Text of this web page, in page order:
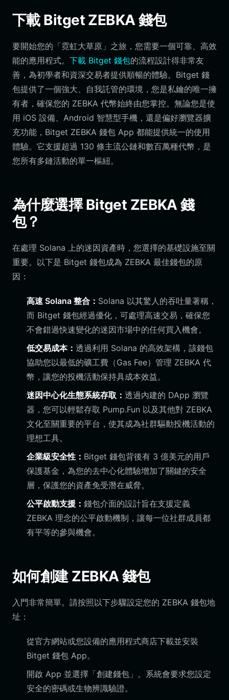
下載 Bitget ZEBKA 錢包
要開始您的「霓虹大草原」之旅，您需要一個可靠、高效
能的應用程式。 下載 Bitget 錢包的流程設計得非常友
善，為初學者和資深交易者提供順暢的體驗。Bitget 錢
包提供了一個強大、自我託管的環境，您是私鑰的唯一擁
有者，確保您的 ZEBKA 代幣始終由您掌控。無論您是使
用 iOS 設備、Android 智慧型手機，還是偏好瀏覽器擴
充功能，Bitget ZEBKA 錢包 App 都能提供統一的使用
體驗。它支援超過 130 條主流公鏈和數百萬種代幣，是
您所有多鏈活動的單一樞紐。
為什麼選擇 Bitget ZEBKA 錢
包？
在處理 Solana 上的迷因資產時，您選擇的基礎設施至關
重要。以下是 Bitget 錢包成為 ZEBKA 最佳錢包的原
因：
高速 Solana 整合： Solana 以其驚人的吞吐量著稱，
而 Bitget 錢包經過優化，可處理高速交易，確保您
不會錯過快速變化的迷因市場中的任何買入機會。
低交易成本： 透過利用 Solana 的高效架構，該錢包
協助您以最低的礦工費（Gas Fee）管理 ZEBKA 代
幣，讓您的投機活動保持具成本效益。
迷因中心化生態系統存取： 透過內建的 DApp 瀏覽
器，您可以輕鬆存取 Pump.Fun 以及其他對 ZEBKA
文化至關重要的平台，使其成為社群驅動投機活動的
理想工具。
企業級安全性： Bitget 錢包背後有 3 億美元的用戶
保護基金，為您的去中心化體驗增加了關鍵的安全
層，保護您的資產免受潛在威脅。
公平啟動支援： 錢包介面的設計旨在支援定義
ZEBKA 理念的公平啟動機制，讓每一位社群成員都
有平等的參與機會。
如何創建 ZEBKA 錢包
入門非常簡單。請按照以下步驟設定您的 ZEBKA 錢包地
址：
從官方網站或您設備的應用程式商店下載並安裝
Bitget 錢包 App。
開啟 App 並選擇「創建錢包」。系統會要求您設定
安全的密碼或生物辨識驗證。